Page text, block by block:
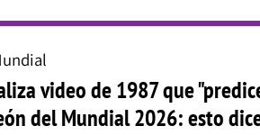
video de 1987 que
del Mundial 2026: esto